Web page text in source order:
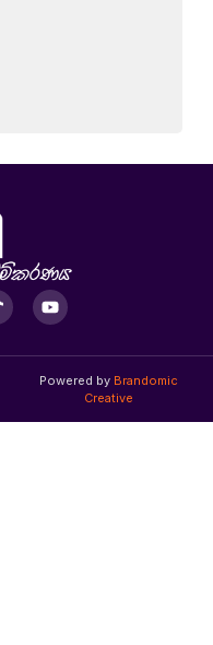
Powered by Brandomic
Creative